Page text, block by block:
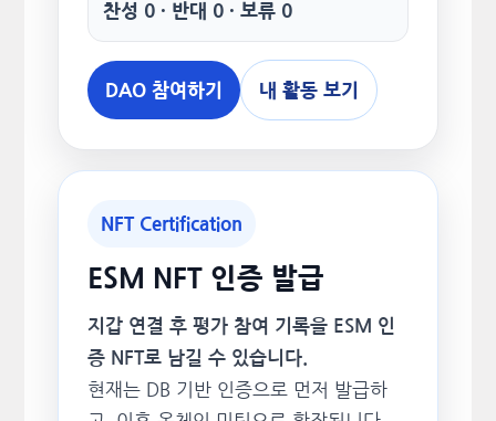
찬성 0 · 반대 0 · 보류 0
DAO 참여하기 내 활동 보기
NFT Certification
ESM NFT 인증 발급
지갑 연결 후 평가 참여 기록을 ESM 인
증 NFT로 남길 수 있습니다.
현재는 DB 기반 인증으로 먼저 발급하